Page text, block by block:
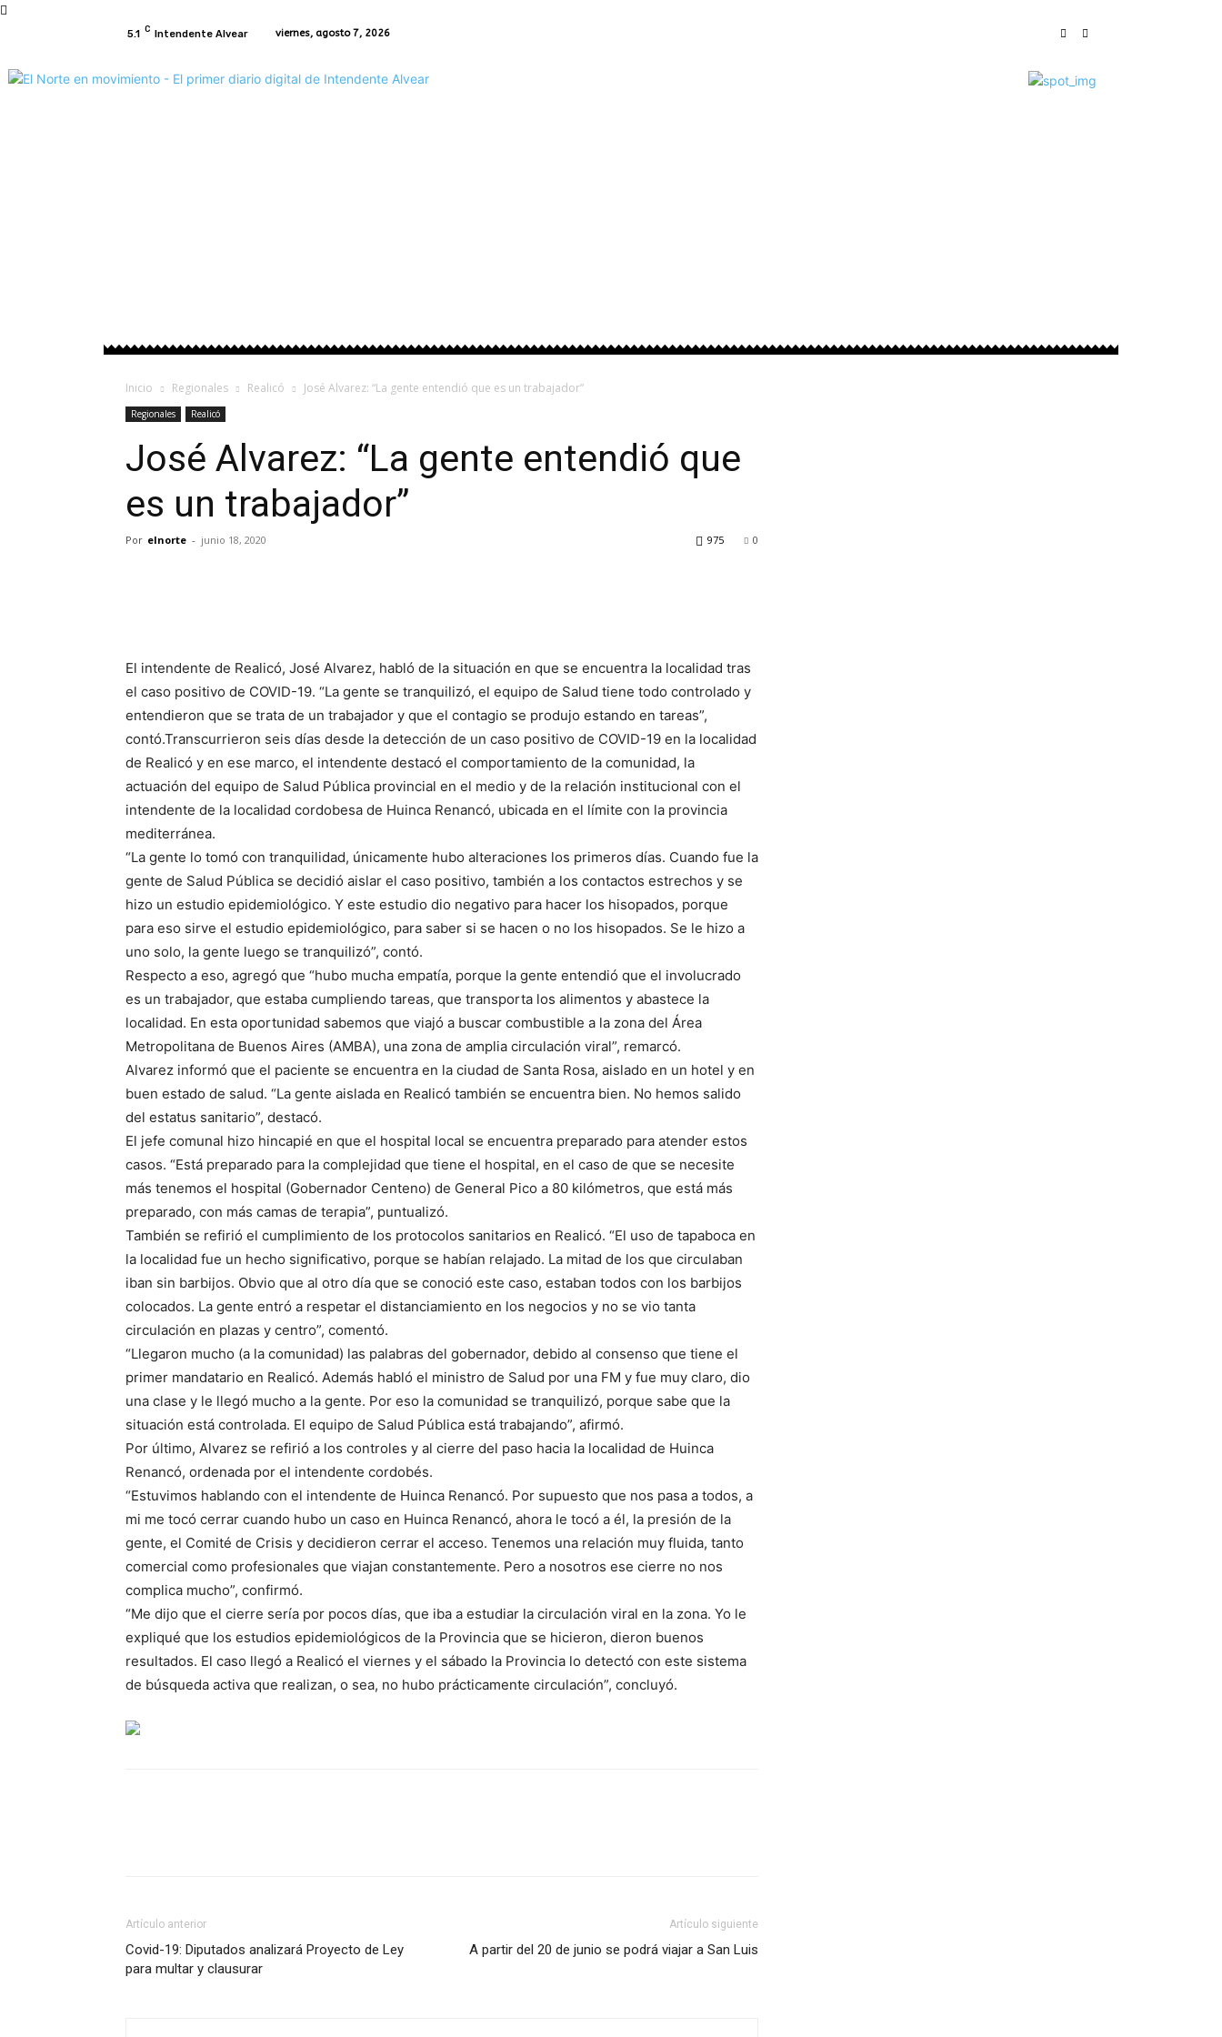
5.1 C Intendente Alvear viernes, agosto 7, 2026
Inicio Regionales Realicó José Alvarez: “La gente entendió que es un trabajador”
Regionales Realicó
José Alvarez: “La gente entendió que
es un trabajador”
Por elnorte - junio 18, 2020 0
975
El intendente de Realicó, José Alvarez, habló de la situación en que se encuentra la localidad tras
el caso positivo de COVID-19. “La gente se tranquilizó, el equipo de Salud tiene todo controlado y
entendieron que se trata de un trabajador y que el contagio se produjo estando en tareas”,
contó.Transcurrieron seis días desde la detección de un caso positivo de COVID-19 en la localidad
de Realicó y en ese marco, el intendente destacó el comportamiento de la comunidad, la
actuación del equipo de Salud Pública provincial en el medio y de la relación institucional con el
intendente de la localidad cordobesa de Huinca Renancó, ubicada en el límite con la provincia
mediterránea.
“La gente lo tomó con tranquilidad, únicamente hubo alteraciones los primeros días. Cuando fue la
gente de Salud Pública se decidió aislar el caso positivo, también a los contactos estrechos y se
hizo un estudio epidemiológico. Y este estudio dio negativo para hacer los hisopados, porque
para eso sirve el estudio epidemiológico, para saber si se hacen o no los hisopados. Se le hizo a
uno solo, la gente luego se tranquilizó”, contó.
Respecto a eso, agregó que “hubo mucha empatía, porque la gente entendió que el involucrado
es un trabajador, que estaba cumpliendo tareas, que transporta los alimentos y abastece la
localidad. En esta oportunidad sabemos que viajó a buscar combustible a la zona del Área
Metropolitana de Buenos Aires (AMBA), una zona de amplia circulación viral”, remarcó.
Alvarez informó que el paciente se encuentra en la ciudad de Santa Rosa, aislado en un hotel y en
buen estado de salud. “La gente aislada en Realicó también se encuentra bien. No hemos salido
del estatus sanitario”, destacó.
El jefe comunal hizo hincapié en que el hospital local se encuentra preparado para atender estos
casos. “Está preparado para la complejidad que tiene el hospital, en el caso de que se necesite
más tenemos el hospital (Gobernador Centeno) de General Pico a 80 kilómetros, que está más
preparado, con más camas de terapia”, puntualizó.
También se refirió el cumplimiento de los protocolos sanitarios en Realicó. “El uso de tapaboca en
la localidad fue un hecho significativo, porque se habían relajado. La mitad de los que circulaban
iban sin barbijos. Obvio que al otro día que se conoció este caso, estaban todos con los barbijos
colocados. La gente entró a respetar el distanciamiento en los negocios y no se vio tanta
circulación en plazas y centro”, comentó.
“Llegaron mucho (a la comunidad) las palabras del gobernador, debido al consenso que tiene el
primer mandatario en Realicó. Además habló el ministro de Salud por una FM y fue muy claro, dio
una clase y le llegó mucho a la gente. Por eso la comunidad se tranquilizó, porque sabe que la
situación está controlada. El equipo de Salud Pública está trabajando”, afirmó.
Por último, Alvarez se refirió a los controles y al cierre del paso hacia la localidad de Huinca
Renancó, ordenada por el intendente cordobés.
“Estuvimos hablando con el intendente de Huinca Renancó. Por supuesto que nos pasa a todos, a
mi me tocó cerrar cuando hubo un caso en Huinca Renancó, ahora le tocó a él, la presión de la
gente, el Comité de Crisis y decidieron cerrar el acceso. Tenemos una relación muy fluida, tanto
comercial como profesionales que viajan constantemente. Pero a nosotros ese cierre no nos
complica mucho”, confirmó.
“Me dijo que el cierre sería por pocos días, que iba a estudiar la circulación viral en la zona. Yo le
expliqué que los estudios epidemiológicos de la Provincia que se hicieron, dieron buenos
resultados. El caso llegó a Realicó el viernes y el sábado la Provincia lo detectó con este sistema
de búsqueda activa que realizan, o sea, no hubo prácticamente circulación”, concluyó.
Artículo anterior
Covid-19: Diputados analizará Proyecto de Ley
para multar y clausurar
Artículo siguiente
A partir del 20 de junio se podrá viajar a San Luis